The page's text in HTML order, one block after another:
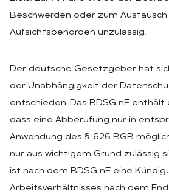
Beschwerden oder zum
Aufsichtsbehörden unzulässig.
Der deutsche Gesetzgeber hat
der Unabhängigkeit der
entschieden. Das BDSG nF enthält
dass eine Abberufung nur in
Anwendung des § 626 BGB
nur aus wichtigem Grund zulässig
ist nach dem BDSG nF eine
Arbeitsverhältnisses nach dem